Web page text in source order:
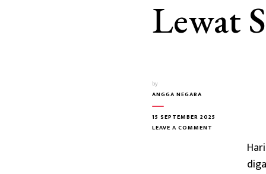
Lewat
by
ANGGA NEGARA
15 SEPTEMBER 2025
LEAVE A COMMENT